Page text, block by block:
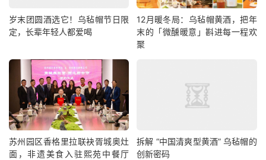
岁末团圆酒选它！乌毡帽节日限
定，长辈年轻人都爱喝
12月暖冬局：乌毡帽黄酒，把年
末的「微醺暖意」斟进每一程欢
聚
苏州园区香格里拉联袂胥城奥灶
面，非遗美食入驻熙苑中餐厅
拆解 “中国清爽型黄酒” 乌毡帽的
创新密码